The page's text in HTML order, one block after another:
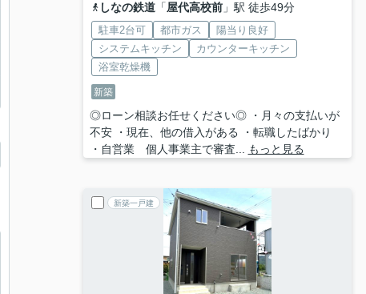
しなの鉄道「屋代高校前」駅 徒歩49分
駐車2台可 都市ガス
陽当り良好
システムキッチン
カウンターキッチン
浴室乾燥機
新築
◎ローン相談お任せください◎ ・月々の支払いが
不安 ・現在、他の借入がある ・転職したばかり
・自営業 個人事業主で審査...
もっと見る
新築一戸建